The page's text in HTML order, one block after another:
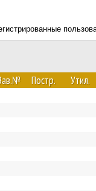
Постр. Утил.